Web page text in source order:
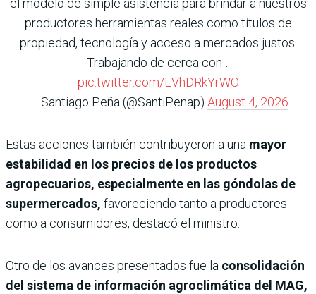
el modelo de simple asistencia para brindar a nuestros
productores herramientas reales como títulos de
propiedad, tecnología y acceso a mercados justos.
Trabajando de cerca con…
pic.twitter.com/EVhDRkYrWO
— Santiago Peña (@SantiPenap) August 4, 2026
Estas acciones también contribuyeron a una mayor
estabilidad en los precios de los productos
agropecuarios, especialmente en las góndolas de
supermercados, favoreciendo tanto a productores
como a consumidores, destacó el ministro.
Otro de los avances presentados fue la consolidación
del sistema de información agroclimática del MAG,